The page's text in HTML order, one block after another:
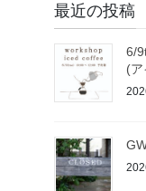
最近の投稿
6/
(